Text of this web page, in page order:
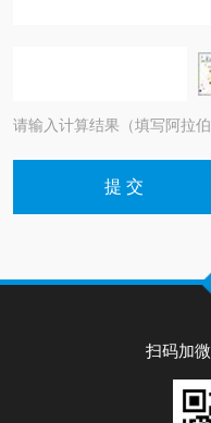
请输入计算结果（填写阿拉
扫码加